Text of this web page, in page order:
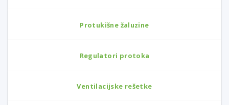
Protukišne žaluzine
Regulatori protoka
Ventilacijske rešetke